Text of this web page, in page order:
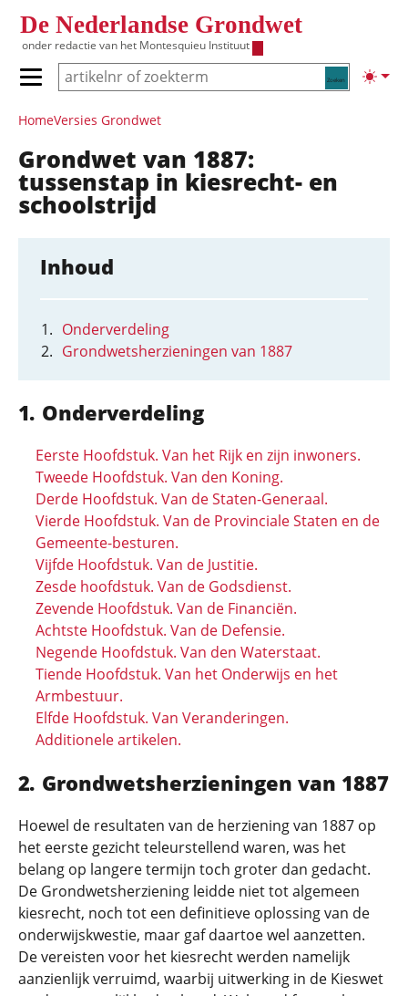
De Nederlandse Grondwet
onder redactie van het Montesquieu Instituut
Zoeken
Primair menu tonen/verbergen
Hoofdnavigatie
HomeVersies Grondwet
Grondwet van 1887:
tussenstap in kiesrecht- en
schoolstrijd
Inhoud
Onderverdeling
Grondwetsherzieningen van 1887
Onderverdeling
Eerste Hoofdstuk. Van het Rijk en zijn inwoners.
Tweede Hoofdstuk. Van den Koning.
Derde Hoofdstuk. Van de Staten-Generaal.
Vierde Hoofdstuk. Van de Provinciale Staten en de
Gemeente-besturen.
Vijfde Hoofdstuk. Van de Justitie.
Zesde hoofdstuk. Van de Godsdienst.
Zevende Hoofdstuk. Van de Financiën.
Achtste Hoofdstuk. Van de Defensie.
Negende Hoofdstuk. Van den Waterstaat.
Tiende Hoofdstuk. Van het Onderwijs en het
Armbestuur.
Elfde Hoofdstuk. Van Veranderingen.
Additionele artikelen.
Grondwetsherzieningen van 1887
Hoewel de resultaten van de herziening van 1887 op
het eerste gezicht teleurstellend waren, was het
belang op langere termijn toch groter dan gedacht.
De Grondwetsherziening leidde niet tot algemeen
kiesrecht, noch tot een definitieve oplossing van de
onderwijskwestie, maar gaf daartoe wel aanzetten.
De vereisten voor het kiesrecht werden namelijk
aanzienlijk verruimd, waarbij uitwerking in de Kieswet